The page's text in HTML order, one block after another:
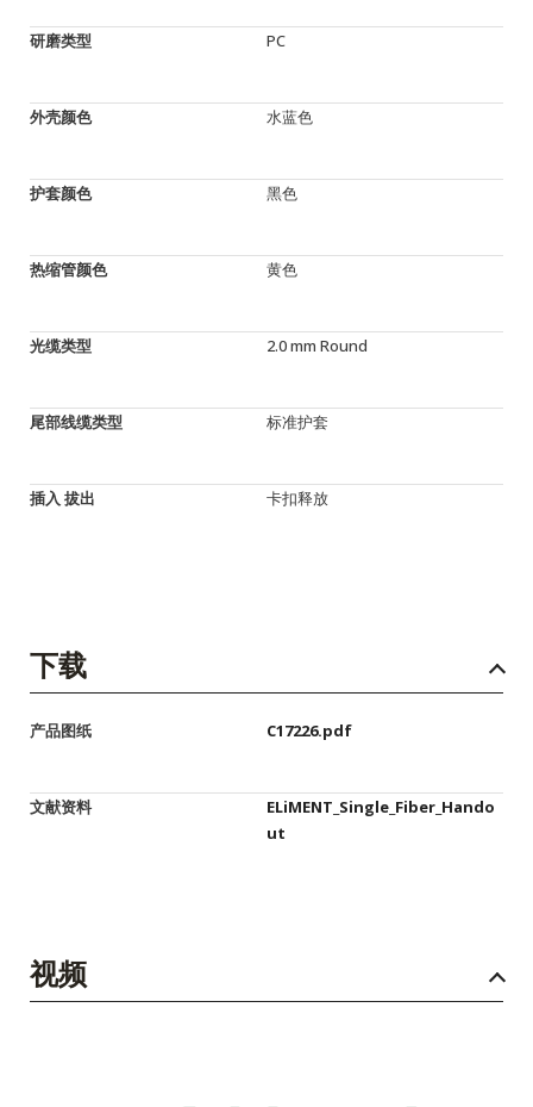
研磨类型 PC
外壳颜色 水蓝色
护套颜色 黑色
热缩管颜色 黄色
光缆类型 2.0 mm Round
尾部线缆类型 标准护套
插入 拔出 卡扣释放
下载
产品图纸 C17226.pdf
文献资料
ELiMENT_Single_Fiber_Hando
ut
视频